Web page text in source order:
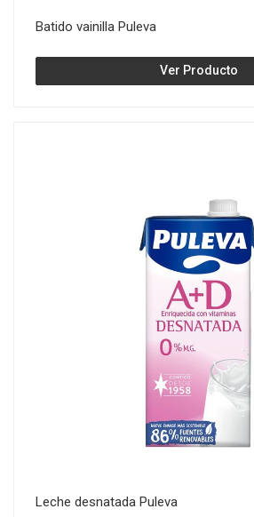
Batido vainilla Puleva
Ver Producto
Leche desnatada Puleva